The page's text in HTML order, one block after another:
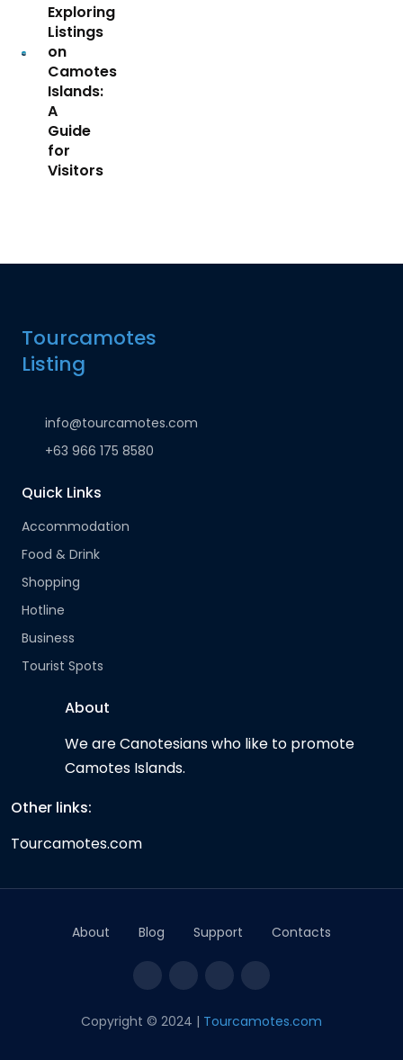
Exploring
Listings
on
Camotes
Islands:
A
Guide
for
Visitors
Tourcamotes
Listing
info@tourcamotes.com
+63 966 175 8580
Quick Links
Accommodation
Food & Drink
Shopping
Hotline
Business
Tourist Spots
About
We are Canotesians who like to promote
Camotes Islands.
Other links:
Tourcamotes.com
Copyright © 2024 | Tourcamotes.com
About Blog Support Contacts